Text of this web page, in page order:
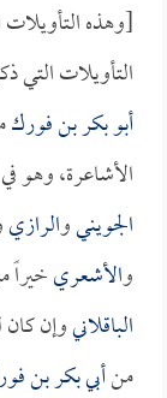
[وهذه
التأويلات التي
أبو بكر بن فورك
الأشاعرة، وهو
الجوينيوالرازي
والأشعريخيراً
الباقلانيوإن
منأبي بكر بن